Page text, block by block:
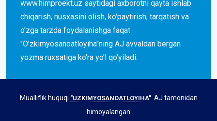
www.himproekt.uz saytidagi axborotni qayta ishlab
chiqarish, nusxasini olish, ko'paytirish, tarqatish va
o'zga tarzda foydalanishga faqat
"O'zkimyosanoatloyiha"ning AJ avvaldan bergan
yozma ruxsatiga ko'ra yo'l qo'yiladi.
Mualliflik huquqi "UZKIMYOSANOATLOYIHA". AJ tamonidan
himoyalangan